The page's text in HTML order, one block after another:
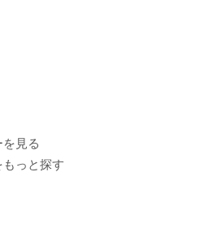
見る
っと探す